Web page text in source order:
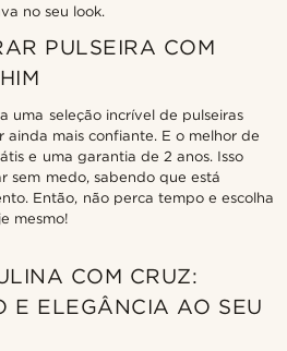
no seu look.
PULSEIRA COM
uma seleção incrível de pulseiras
mais confiante. E o melhor de
e uma garantia de 2 anos. Isso
sem medo, sabendo que está
Então, não perca tempo e escolha
mesmo!
COM CRUZ:
E ELEGÂNCIA AO SEU